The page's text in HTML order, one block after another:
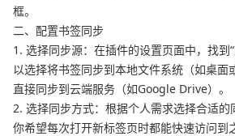
框。
二、配置书签同步
1. 选择同步源：在插件的设置页面中，找到
以选择将书签同步到本地文件系统（如桌面
直接同步到云端服务（如Google Drive）。
2. 选择同步方式：根据个人需求选择合适
你希望每次打开新标签页时都能快速访问到